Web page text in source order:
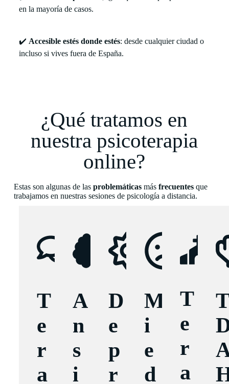
en la mayoría de casos.
✔️ Accesible estés donde estés: desde cualquier ciudad o
incluso si vives fuera de España.
¿Qué tratamos en
nuestra psicoterapia
online?
Estas son algunas de las problemáticasmás frecuentesque
trabajamos en nuestras sesiones de psicología a distancia.
T
e
r
a
A
n
s
i
D
e
p
r
M
i
e
d
T
e
r
a